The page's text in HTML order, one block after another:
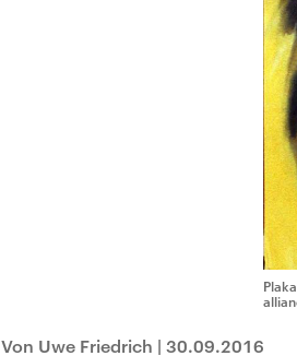
Von Uwe Friedrich | 30.09.2016